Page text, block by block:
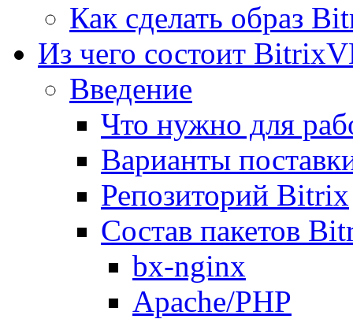
Как сделать образ
Из чего состоит
Введение
Что нужно для
Варианты
Репозиторий Bitrix
Состав пакетов
bx-nginx
Apache/PHP